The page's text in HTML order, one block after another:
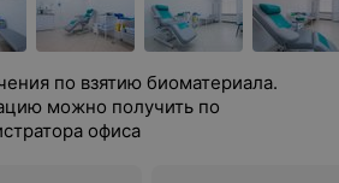
по взятию биоматериала.
можно получить по
офиса